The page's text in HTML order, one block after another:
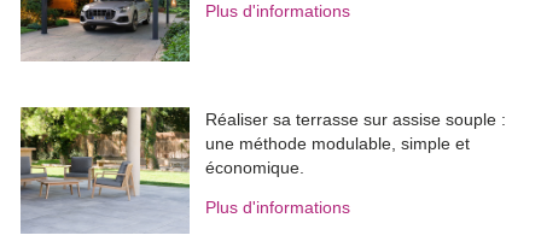
Plus d'informations
Réaliser sa terrasse sur assise souple :
une méthode modulable, simple et
économique.
Plus d'informations